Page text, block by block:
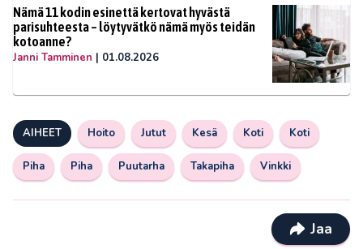
Nämä 11 kodin esinettä kertovat hyvästä
parisuhteesta – löytyvätkö nämä myös teidän
kotoanne?
Janni Tamminen | 01.08.2026
AIHEET Hoito Jutut Kesä Koti Koti
Piha Piha Puutarha Takapiha Vinkki
Jaa